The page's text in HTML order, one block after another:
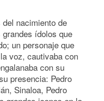
nacimiento de
ídolos que
un personaje que
voz, cautivaba con
con su
presencia: Pedro
Sinaloa, Pedro